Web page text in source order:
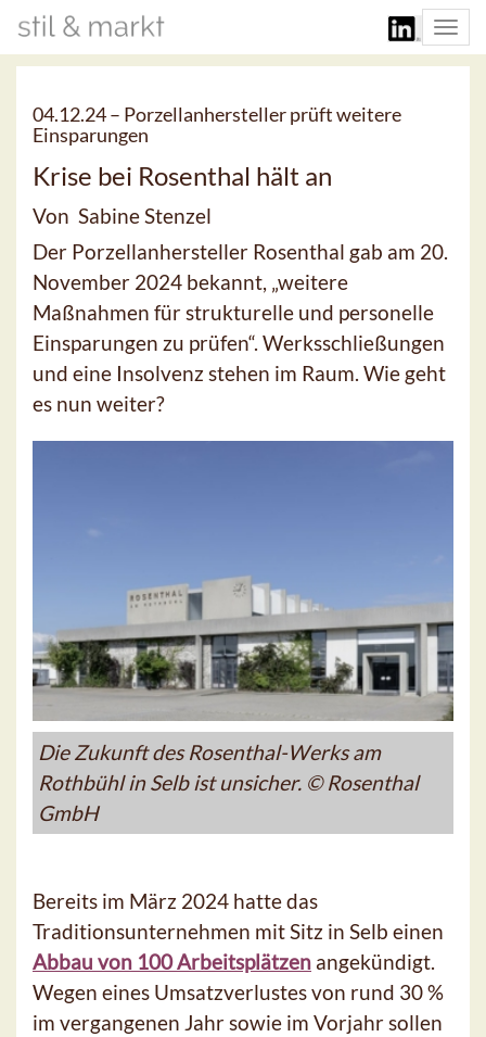
04.12.24 – Porzellanhersteller prüft weitere
Einsparungen
Krise bei Rosenthal hält an
Von Sabine Stenzel
Der Porzellanhersteller Rosenthal gab am 20.
November 2024 bekannt, „weitere
Maßnahmen für strukturelle und personelle
Einsparungen zu prüfen“. Werksschließungen
und eine Insolvenz stehen im Raum. Wie geht
es nun weiter?
Die Zukunft des Rosenthal-Werks am
Rothbühl in Selb ist unsicher. © Rosenthal
GmbH
Bereits im März 2024 hatte das
Traditionsunternehmen mit Sitz in Selb einen
Abbau von 100 Arbeitsplätzen angekündigt.
Wegen eines Umsatzverlustes von rund 30 %
im vergangenen Jahr sowie im Vorjahr sollen